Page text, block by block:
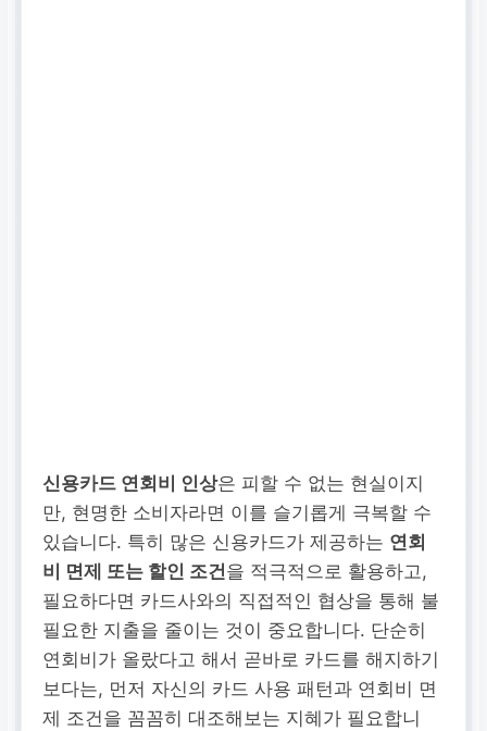
신용카드 연회비 인상은 피할 수 없는 현실이지
만, 현명한 소비자라면 이를 슬기롭게 극복할 수
있습니다. 특히 많은 신용카드가 제공하는 연회
비 면제 또는 할인 조건을 적극적으로 활용하고,
필요하다면 카드사와의 직접적인 협상을 통해 불
필요한 지출을 줄이는 것이 중요합니다. 단순히
연회비가 올랐다고 해서 곧바로 카드를 해지하기
보다는, 먼저 자신의 카드 사용 패턴과 연회비 면
제 조건을 꼼꼼히 대조해보는 지혜가 필요합니